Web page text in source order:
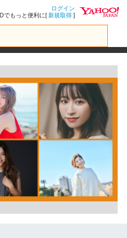
ログイン
IDでもっと便利に[新規取得 ]